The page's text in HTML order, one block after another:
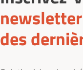
newsletter
des